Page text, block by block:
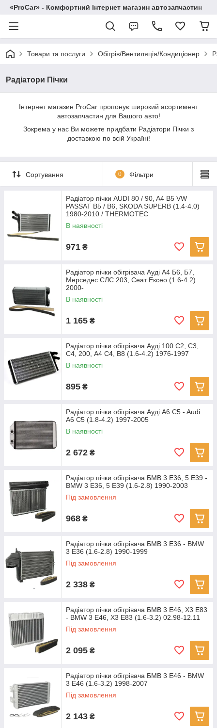
«ProCar» - Комфортний Інтернет магазин автозапчастин
Товари та послуги Обігрів/Вентиляція/Кондиціонер
Радіатори Пічки
Інтернет магазин ProCar пропонує широкий асортимент
автозапчастин для Вашого авто!
Зокрема у нас Ви можете придбати Радіатори Пічки з
доставкою по всій Україні!
Сортування 0 Фільтри
Радіатор пічки AUDI 80 / 90, A4 B5 VW
PASSAT B5 / B6, SKODA SUPERB (1.4-4.0)
1980-2010 / THERMOTEC
В наявності
971 ₴
Радіатор пічки обігрівача Ауді А4 Б6, Б7,
Мерседес СЛС 203, Сеат Ексео (1.6-4.2)
2000-
В наявності
1 165 ₴
Радіатор пічки обігрівача Ауді 100 С2, С3,
С4, 200, А4 С4, В8 (1.6-4.2) 1976-1997
В наявності
895 ₴
Радіатор пічки обігрівача Ауді A6 C5 - Audi
A6 C5 (1.8-4.2) 1997-2005
В наявності
2 672 ₴
Радіатор пічки обігрівача БМВ 3 Е36, 5 Е39 -
BMW 3 E36, 5 E39 (1.6-2.8) 1990-2003
Під замовлення
968 ₴
Радіатор пічки обігрівача БМВ 3 Е36 - BMW
3 E36 (1.6-2.8) 1990-1999
Під замовлення
2 338 ₴
Радіатор пічки обігрівача БМВ 3 Е46, Х3 Е83
- BMW 3 E46, X3 E83 (1.6-3.2) 02.98-12.11
Під замовлення
2 095 ₴
Радіатор пічки обігрівача БМВ 3 Е46 - BMW
3 E46 (1.6-3.2) 1998-2007
Під замовлення
2 143 ₴